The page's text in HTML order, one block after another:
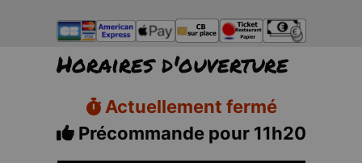
Horaires d'ouverture
Actuellement fermé
Précommande pour 11h20